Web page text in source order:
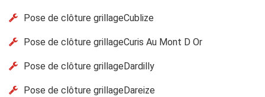
Pose de clôture grillageCublize
Pose de clôture grillageCuris Au Mont D Or
Pose de clôture grillageDardilly
Pose de clôture grillageDareize